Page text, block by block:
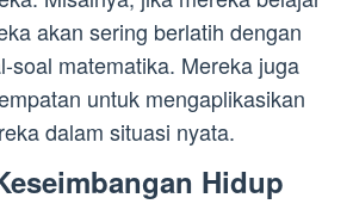
akan sering berlatih dengan
soal matematika. Mereka juga
untuk mengaplikasikan
dalam situasi nyata.
Hidup